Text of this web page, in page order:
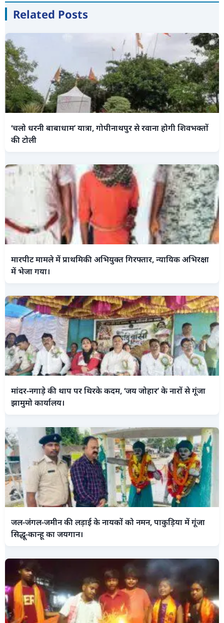
Related Posts
‘चलो धरनी बाबाधाम’ यात्रा, गोपीनाथपुर से रवाना होगी शिवभक्तों
की टोली
मारपीट मामले में प्राथमिकी अभियुक्त गिरफ्तार, न्यायिक अभिरक्षा
में भेजा गया।
मांदर-नगाड़े की थाप पर थिरके कदम, ‘जय जोहार’ के नारों से गूंजा
झामुमो कार्यालय।
जल-जंगल-जमीन की लड़ाई के नायकों को नमन, पाकुड़िया में गूंजा
सिद्धू-कान्हू का जयगान।